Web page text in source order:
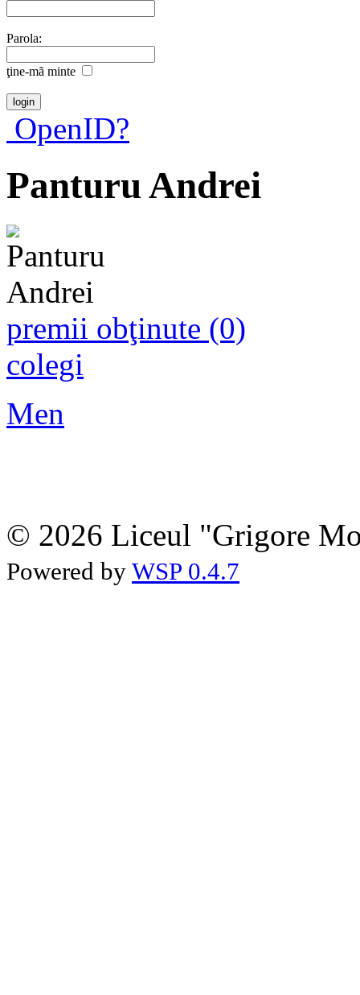
Parola:
ţine-mã minte
OpenID?
Panturu Andrei
premii obţinute (0)
colegi
Men
© 2026 Liceul "Grigore
Powered by WSP 0.4.7